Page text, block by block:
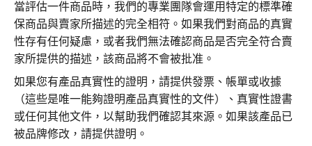
當評估一件商品時，我們的專業團隊會運用特定的標準確
保商品與賣家所描述的完全相符。如果我們對商品的真實
性存有任何疑慮，或者我們無法確認商品是否完全符合賣
家所提供的描述，該商品將不會被批准。
如果您有產品真實性的證明，請提供發票、帳單或收據
（這些是唯一能夠證明產品真實性的文件）、真實性證書
或任何其他文件，以幫助我們確認其來源。如果該產品已
被品牌修改，請提供證明。